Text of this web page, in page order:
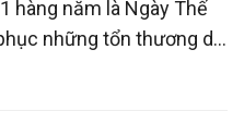
hàng năm là Ngày Thế
những tổn thương do
bạo lực tình dục trẻ